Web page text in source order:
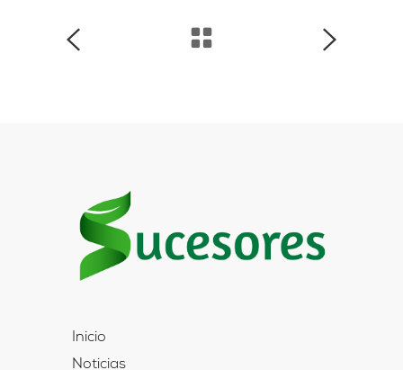
Inicio
Noticias